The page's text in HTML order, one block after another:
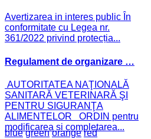
Avertizarea in interes public În
conformitate cu Legea nr.
361/2022 privind protecția...
Regulament de organizare …
AUTORITATEA NAŢIONALĂ
SANITARĂ VETERINARĂ ŞI
PENTRU SIGURANŢA
ALIMENTELOR ORDIN pentru
modificarea și completarea...
blue green orange red